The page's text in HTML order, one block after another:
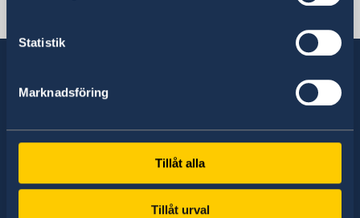
Statistik
Marknadsföring
Tillåt alla
Tillåt urval
stort sett alla stater i världen. I ungefär hälften
av dessa stater har Sverige ambassader och
konsulat. Sveriges utrikesrepresentation består
av drygt 100 utlandsmyndigheter.